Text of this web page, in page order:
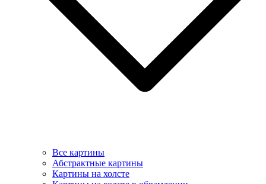
Все картины
Абстрактные картины
Картины на холсте